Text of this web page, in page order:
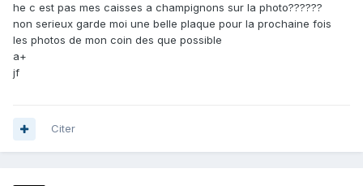
he c est pas mes caisses a champignons sur la photo??????
non serieux garde moi une belle plaque pour la prochaine fois
les photos de mon coin des que possible
a+
jf
Citer